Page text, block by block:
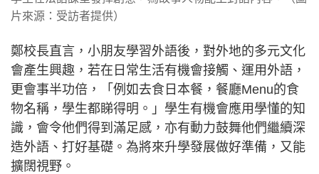
片來源：受訪者提供）
鄭校長直言，小朋友學習外語後，對外地的多元文化
會產生興趣，若在日常生活有機會接觸、運用外語，
更會事半功倍，「例如去食日本餐，餐廳Menu的食
物名稱，學生都睇得明。」學生有機會應用學懂的知
識，會令他們得到滿足感，亦有動力鼓舞他們繼續深
造外語、打好基礎。為將來升學發展做好準備，又能
擴闊視野。